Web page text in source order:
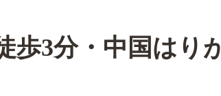
歩3分・中国はり